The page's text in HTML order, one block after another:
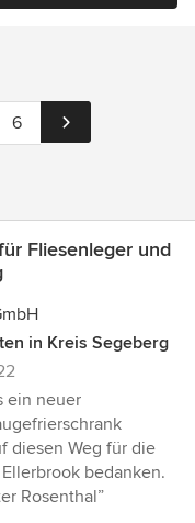
6
Fliesenleger und
in Kreis Segeberg
ein neuer
diesen Weg für die
bedanken.
Rosenthal”